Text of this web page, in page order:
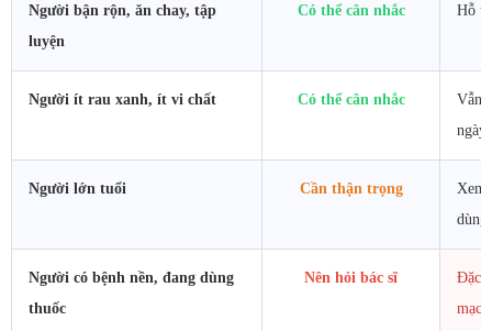
Người bận rộn, ăn chay, tập
luyện
Có thể cân nhắc Hỗ
Người ít rau xanh, ít vi chất Có thể cân nhắc
Vẫn
ngày.
Người lớn tuổi Cần thận trọng
Xem
dùng.
Người có bệnh nền, đang dùng
thuốc
Nên hỏi bác sĩ
Đặc